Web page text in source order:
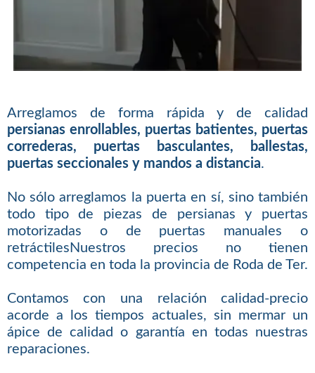
Arreglamos de forma rápida y de calidad
persianas enrollables, puertas batientes, puertas
correderas, puertas basculantes, ballestas,
puertas seccionales y mandos a distancia.
No sólo arreglamos la puerta en sí, sino también
todo tipo de piezas de persianas y puertas
motorizadas o de puertas manuales o
retráctilesNuestros precios no tienen
competencia en toda la provincia de Roda de Ter.
Contamos con una relación calidad-precio
acorde a los tiempos actuales, sin mermar un
ápice de calidad o garantía en todas nuestras
reparaciones.